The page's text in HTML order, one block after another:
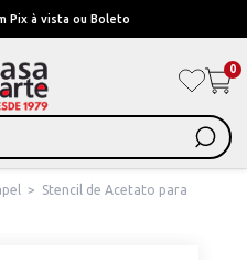
Pix à vista ou Boleto
0
>
Stencil de Acetato para